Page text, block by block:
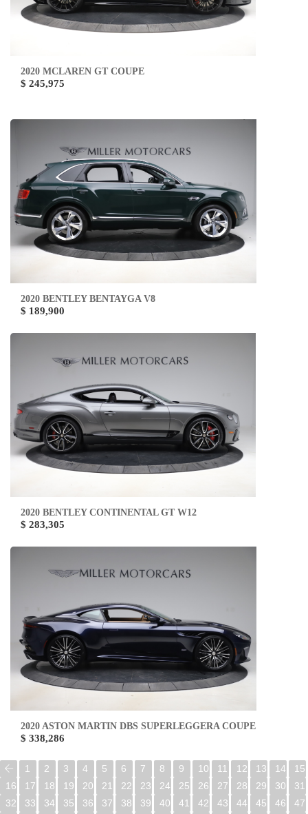
2020 MCLAREN GT COUPE
$ 245,975
2020 BENTLEY BENTAYGA V8
$ 189,900
2020 BENTLEY CONTINENTAL GT W12
$ 283,305
2020 ASTON MARTIN DBS SUPERLEGGERA COUPE
$ 338,286
1 2 3 4 5 6 7 8 9 10 11 12 13 14
15
16
17 18 19 20 21 22 23 24 25 26 27 28 29 30
31
32
33 34 35 36 37 38 39 40 41 42 43 44 45 46
47